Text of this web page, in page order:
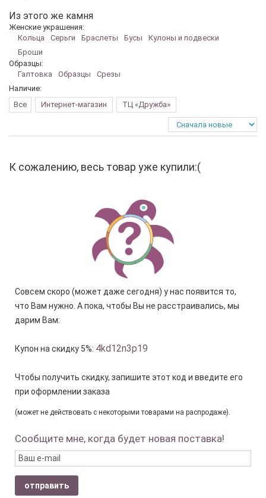
Из этого же камня
Женские украшения:
Кольца
Серьги Браслеты Бусы
Кулоны и подвески
Броши
Образцы:
Галтовка
Образцы
Срезы
Наличие:
Все
Интернет-магазин ТЦ «Дружба»
К сожалению, весь товар уже купили:(
Совсем скоро (может даже сегодня) у нас появится то,
что Вам нужно. А пока, чтобы Вы не расстраивались, мы
дарим Вам:
Купон на скидку 5%: 4kd12n3p19
Чтобы получить скидку, запишите этот код и введите его
при оформлении заказа
(может не действовать с некоторыми товарами на распродаже).
Сообщите мне, когда будет новая поставка!
отправить